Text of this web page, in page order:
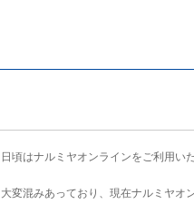
日頃はナルミヤオンラインをご利用い
大変混みあっており、現在ナルミヤオ